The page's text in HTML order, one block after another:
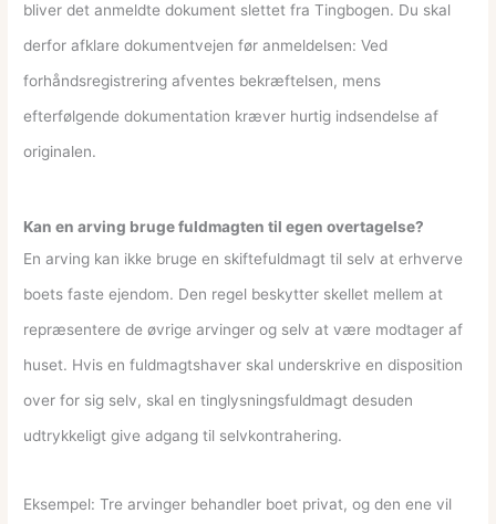
bliver det anmeldte dokument slettet fra Tingbogen. Du skal
derfor afklare dokumentvejen før anmeldelsen: Ved
forhåndsregistrering afventes bekræftelsen, mens
efterfølgende dokumentation kræver hurtig indsendelse af
originalen.
Kan en arving bruge fuldmagten til egen overtagelse?
En arving kan ikke bruge en skiftefuldmagt til selv at erhverve
boets faste ejendom. Den regel beskytter skellet mellem at
repræsentere de øvrige arvinger og selv at være modtager af
huset. Hvis en fuldmagtshaver skal underskrive en disposition
over for sig selv, skal en tinglysningsfuldmagt desuden
udtrykkeligt give adgang til selvkontrahering.
Eksempel: Tre arvinger behandler boet privat, og den ene vil